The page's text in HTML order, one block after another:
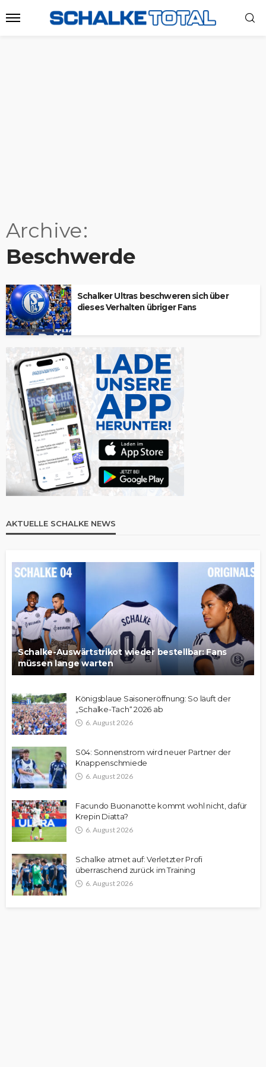
Archive
Beschwerde
Schalker Ultras beschweren sich über
dieses Verhalten übriger Fans
AKTUELLE SCHALKE NEWS
Schalke-Auswärtstrikot wieder bestellbar: Fans
müssen lange warten
Königsblaue Saisoneröffnung: So läuft der
„Schalke-Tach“ 2026 ab
6. August 2026
S04: Sonnenstrom wird neuer Partner der
Knappenschmiede
6. August 2026
Facundo Buonanotte kommt wohl nicht, dafür
Krepin Diatta?
6. August 2026
Schalke atmet auf: Verletzter Profi
überraschend zurück im Training
6. August 2026